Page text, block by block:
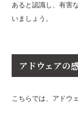
あると認識し、有害
いましょう。
アドウェアの
こちらでは、アドウ